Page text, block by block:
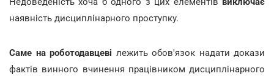
наявність дисциплінарного проступку.
Саме на роботодавцеві лежить обов'язок надати докази
фактів винного вчинення працівником дисциплінарного